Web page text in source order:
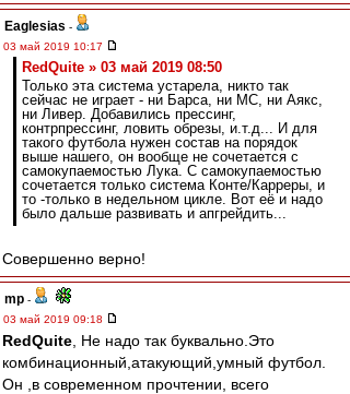
Eaglesias -
03 май 2019 10:17
RedQuite » 03 май 2019 08:50
Только эта система устарела, никто так
сейчас не играет - ни Барса, ни МС, ни Аякс,
ни Ливер. Добавились прессинг,
контрпрессинг, ловить обрезы, и.т.д... И для
такого футбола нужен состав на порядок
выше нашего, он вообще не сочетается с
самокупаемостью Лука. С самокупаемостью
сочетается только система Конте/Карреры, и
то -только в недельном цикле. Вот её и надо
было дальше развивать и апгрейдить...
Совершенно верно!
mp -
03 май 2019 09:18
RedQuite , Не надо так буквально.Это
комбинационный,атакующий,умный футбол.
Он ,в современном прочтении, всего